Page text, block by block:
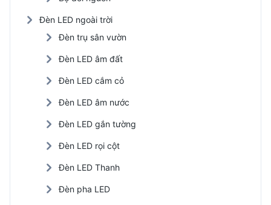
Đèn LED ngoài trời
Đèn trụ sân vườn
Đèn LED âm đất
Đèn LED cắm cỏ
Đèn LED âm nước
Đèn LED gắn tường
Đèn LED rọi cột
Đèn LED Thanh
Đèn pha LED